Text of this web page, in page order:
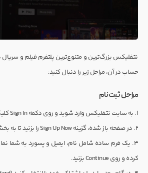
نتفلیکس بزرگ‌ترین و متنوع‌ترین پلتفرم فیلم و
حساب در آن، مراحل زیر را دنبال کنید:
مراحل ثبت‌نام
۱. به سایت نتفلیکس وارد شوید و روی دکمه Sign In کلیک کنید.
۲. در صفحه باز شده، گزینه Sign Up Now را بزنید تا به بخش ثبت‌نام بروید.
۳. یک فرم ساده شامل نام، ایمیل و پسورد به شما
کرده و روی Continue بزنید.